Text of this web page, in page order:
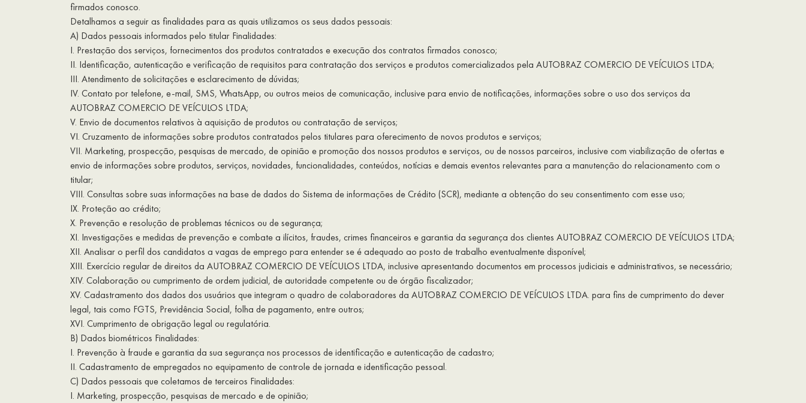
firmados conosco.
Detalhamos a seguir as finalidades para as quais utilizamos os seus dados pessoais:
A) Dados pessoais informados pelo titular Finalidades:
I. Prestação dos serviços, fornecimentos dos produtos contratados e execução dos contratos firmados conosco;
II. Identificação, autenticação e verificação de requisitos para contratação dos serviços e produtos comercializados pela AUTOBRAZ COMERCIO DE VEÍCULOS LTDA;
III. Atendimento de solicitações e esclarecimento de dúvidas;
IV. Contato por telefone, e-mail, SMS, WhatsApp, ou outros meios de comunicação, inclusive para envio de notificações, informações sobre o uso dos serviços da
AUTOBRAZ COMERCIO DE VEÍCULOS LTDA;
V. Envio de documentos relativos à aquisição de produtos ou contratação de serviços;
VI. Cruzamento de informações sobre produtos contratados pelos titulares para oferecimento de novos produtos e serviços;
VII. Marketing, prospecção, pesquisas de mercado, de opinião e promoção dos nossos produtos e serviços, ou de nossos parceiros, inclusive com viabilização de ofertas e
envio de informações sobre produtos, serviços, novidades, funcionalidades, conteúdos, notícias e demais eventos relevantes para a manutenção do relacionamento com o
titular;
VIII. Consultas sobre suas informações na base de dados do Sistema de informações de Crédito (SCR), mediante a obtenção do seu consentimento com esse uso;
IX. Proteção ao crédito;
X. Prevenção e resolução de problemas técnicos ou de segurança;
XI. Investigações e medidas de prevenção e combate a ilícitos, fraudes, crimes financeiros e garantia da segurança dos clientes AUTOBRAZ COMERCIO DE VEÍCULOS LTDA;
XII. Analisar o perfil dos candidatos a vagas de emprego para entender se é adequado ao posto de trabalho eventualmente disponível;
XIII. Exercício regular de direitos da AUTOBRAZ COMERCIO DE VEÍCULOS LTDA, inclusive apresentando documentos em processos judiciais e administrativos, se necessário;
XIV. Colaboração ou cumprimento de ordem judicial, de autoridade competente ou de órgão fiscalizador;
XV. Cadastramento dos dados dos usuários que integram o quadro de colaboradores da AUTOBRAZ COMERCIO DE VEÍCULOS LTDA. para fins de cumprimento do dever
legal, tais como FGTS, Previdência Social, folha de pagamento, entre outros;
XVI. Cumprimento de obrigação legal ou regulatória.
B) Dados biométricos Finalidades:
I. Prevenção à fraude e garantia da sua segurança nos processos de identificação e autenticação de cadastro;
II. Cadastramento de empregados no equipamento de controle de jornada e identificação pessoal.
C) Dados pessoais que coletamos de terceiros Finalidades:
I. Marketing, prospecção, pesquisas de mercado e de opinião;